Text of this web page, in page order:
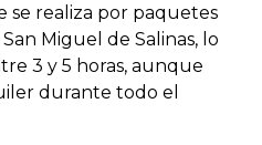
realiza por paquetes
Miguel de Salinas, lo
3 y 5 horas, aunque
durante todo el